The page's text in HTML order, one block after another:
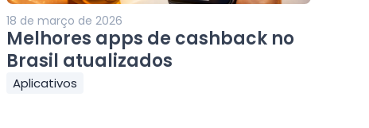
18 de março de 2026
Melhores apps de cashback no
Brasil atualizados
Aplicativos